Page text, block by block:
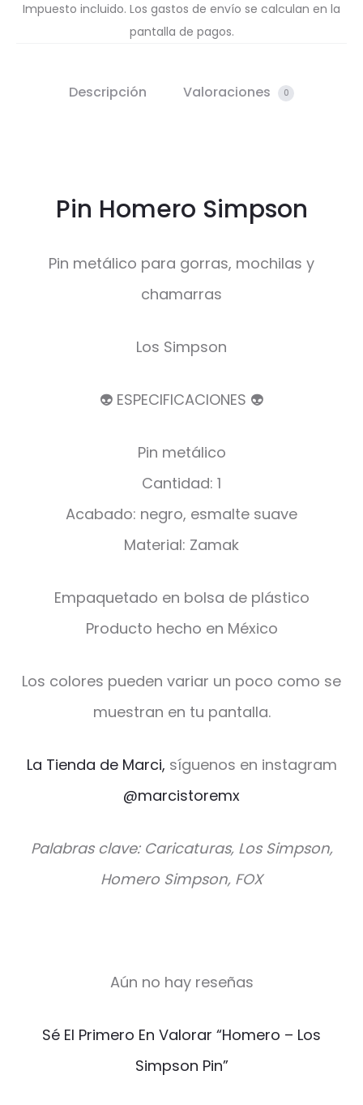
Impuesto incluido. Los gastos de envío se calculan en la
pantalla de pagos.
Descripción Valoraciones 0
Pin Homero Simpson
Pin metálico para gorras, mochilas y
chamarras
Los Simpson
👽 ESPECIFICACIONES 👽
Pin metálico
Cantidad: 1
Acabado: negro, esmalte suave
Material: Zamak
Empaquetado en bolsa de plástico
Producto hecho en México
Los colores pueden variar un poco como se
muestran en tu pantalla.
La Tienda de Marci, síguenos en instagram
@marcistoremx
Palabras clave: Caricaturas, Los Simpson,
Homero Simpson, FOX
Aún no hay reseñas
Sé El Primero En Valorar “Homero – Los
Simpson Pin”